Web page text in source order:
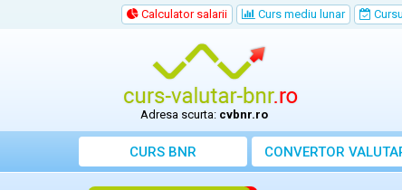
Calculator salarii Curs mediu lunar
Adresa scurta: cvbnr.ro
CURS BNR CONVERTOR